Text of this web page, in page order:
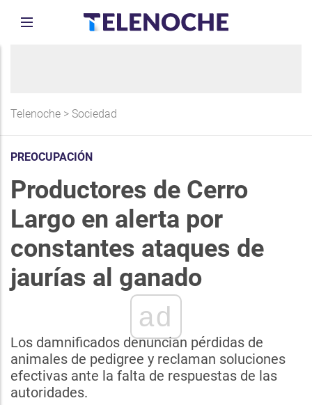
Telenoche > Sociedad
PREOCUPACIÓN
Productores de Cerro
Largo en alerta por
constantes ataques de
jaurías al ganado
ad
Los damnificados denuncian pérdidas de
animales de pedigree y reclaman soluciones
efectivas ante la falta de respuestas de las
autoridades.